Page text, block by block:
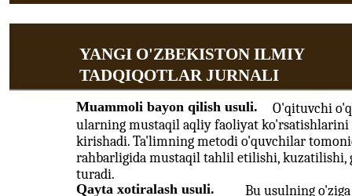
YANGI O'ZBEKISTON ILMIY
TADQIQOTLAR JURNALI
Muammoli bayon qilish usuli.
O'qituvchi
ularning mustaqil aqliy faoliyat
kirishadi. Ta'limning metodi o'quvchilar
rahbarligida mustaqil tahlil etilishi,
turadi.
Qayta xotiralash usuli.
Bu usulning